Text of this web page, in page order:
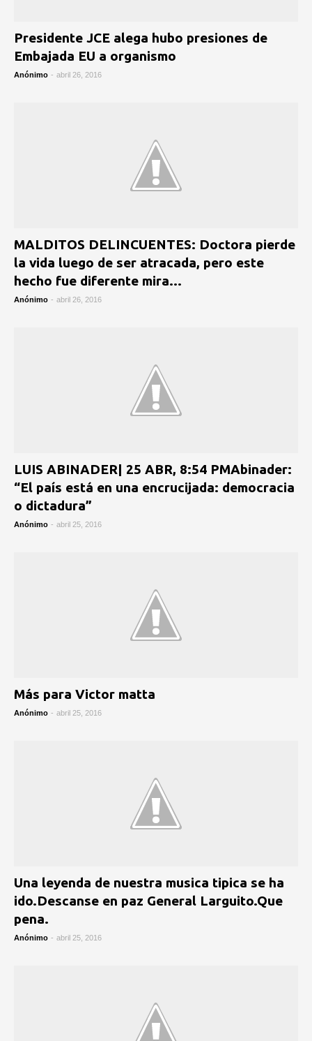
Presidente JCE alega hubo presiones de
Embajada EU a organismo
Anónimo - abril 26, 2016
MALDITOS DELINCUENTES: Doctora pierde
la vida luego de ser atracada, pero este
hecho fue diferente mira…
Anónimo - abril 26, 2016
LUIS ABINADER| 25 ABR, 8:54 PMAbinader:
“El país está en una encrucijada: democracia
o dictadura”
Anónimo - abril 25, 2016
Más para Victor matta
Anónimo - abril 25, 2016
Una leyenda de nuestra musica tipica se ha
ido.Descanse en paz General Larguito.Que
pena.
Anónimo - abril 25, 2016